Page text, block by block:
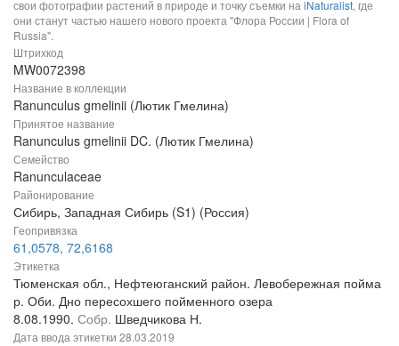
свои фотографии растений в природе и точку съемки на iNaturalist, где
они станут частью нашего нового проекта "Флора России | Flora of
Russia".
Штрихкод
MW0072398
Название в коллекции
Ranunculus gmelinii (Лютик Гмелина)
Принятое название
Ranunculus gmelinii DC. (Лютик Гмелина)
Семейство
Ranunculaceae
Районирование
Сибирь, Западная Сибирь (S1) (Россия)
Геопривязка
61,0578, 72,6168
Этикетка
Тюменская обл., Нефтеюганский район. Левобережная пойма
р. Оби. Дно пересохшего пойменного озера
8.08.1990. Собр. Шведчикова Н.
Дата ввода этикетки 28.03.2019